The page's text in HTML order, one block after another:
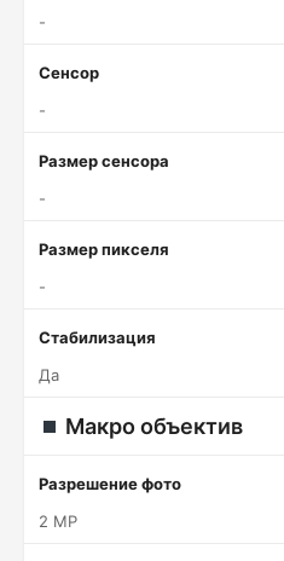
-
Сенсор
-
Размер сенсора
-
Размер пикселя
-
Стабилизация
Да
Макро объектив
Разрешение фото
2 MP